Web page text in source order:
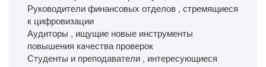
Руководители финансовых отделов , стремящиеся
к цифровизации
Аудиторы , ищущие новые инструменты
повышения качества проверок
Студенты и преподаватели , интересующиеся